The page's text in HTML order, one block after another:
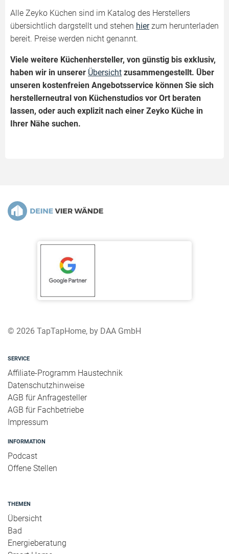
Alle Zeyko Küchen sind im Katalog des Herstellers
übersichtlich dargstellt und stehen hierzum herunterladen
bereit. Preise werden nicht genannt.
Viele weitere Küchenhersteller, von günstig bis exklusiv,
haben wir in unserer Übersicht zusammengestellt. Über
unseren kostenfreien Angebotsservice können Sie sich
herstellerneutral von Küchenstudios vor Ort beraten
lassen, oder auch explizit nach einer Zeyko Küche in
Ihrer Nähe suchen.
© 2026 TapTapHome, by DAA GmbH
SERVICE
Affiliate-Programm Haustechnik
Datenschutzhinweise
AGB für Anfragesteller
AGB für Fachbetriebe
Impressum
INFORMATION
Podcast
Offene Stellen
THEMEN
Übersicht
Bad
Energieberatung